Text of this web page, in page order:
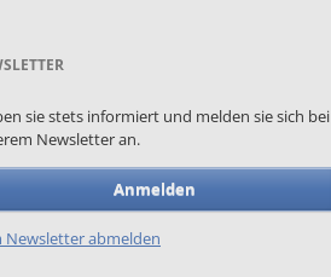
sie stets informiert und melden sie sich bei
Newsletter an.
Anmelden
Newsletter abmelden